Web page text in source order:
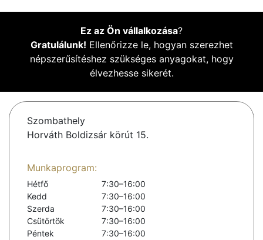
Ez az Ön vállalkozása?
Gratulálunk! Ellenőrizze le, hogyan szerezhet
népszerűsítéshez szükséges anyagokat, hogy
élvezhesse sikerét.
Szombathely
Horváth Boldizsár körút 15.
Munkaprogram:
Hétfő
7:30–16:00
Kedd
7:30–16:00
Szerda
7:30–16:00
Csütörtök
7:30–16:00
Péntek
7:30–16:00